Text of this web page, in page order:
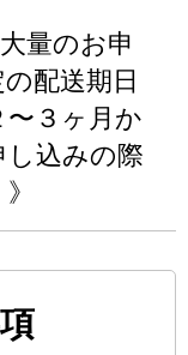
量のお申
配送期日
３ヶ月か
込みの際